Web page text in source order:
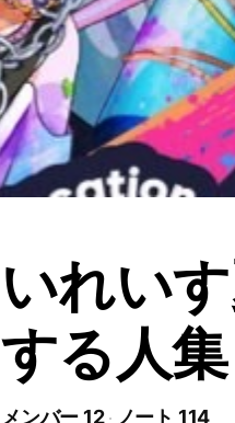
いれい
する人
メンバー 12
ノート 114